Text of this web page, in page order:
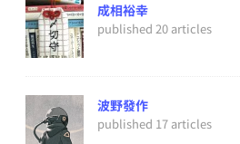
成相裕幸
published 20 articles
波野發作
published 17 articles